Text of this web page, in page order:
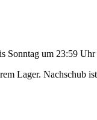
Sonntag um 23:59 Uhr
Lager. Nachschub